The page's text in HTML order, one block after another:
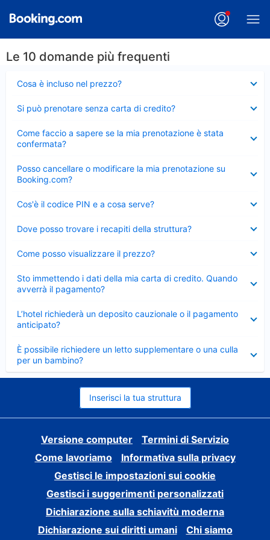
Le 10 domande più frequenti
Cosa è incluso nel prezzo?
chiuso
Si può prenotare senza carta di credito?
chiuso
Come faccio a sapere se la mia prenotazione è stata
confermata?
chiuso
Posso cancellare o modificare la mia prenotazione su
Booking.com?
chiuso
Cos'è il codice PIN e a cosa serve?
chiuso
Dove posso trovare i recapiti della struttura?
chiuso
Come posso visualizzare il prezzo?
chiuso
Sto immettendo i dati della mia carta di credito. Quando
avverrà il pagamento?
chiuso
L’hotel richiederà un deposito cauzionale o il pagamento
anticipato?
chiuso
È possibile richiedere un letto supplementare o una culla
per un bambino?
Elemento
chiuso
Inserisci la tua struttura
Versione computer
Termini di Servizio
Come lavoriamo
Informativa sulla privacy
Gestisci le impostazioni sui cookie
Gestisci i suggerimenti personalizzati
Dichiarazione sulla schiavitù moderna
Dichiarazione sui diritti umani
Chi siamo